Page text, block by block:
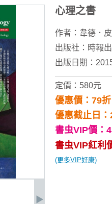
心理之書
作者： 韋德．
出版社： 時報
出版日期：
定價：580元
優惠價：79
優惠截止日
書虫VIP價：
書虫VIP紅利
(更多VIP好康)